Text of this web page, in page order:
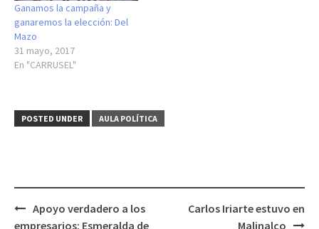
Ganamos la campaña y
ganaremos la elección: Del
Mazo
31 mayo, 2017
En "CARRUSEL"
POSTED UNDER AULA POLÍTICA
Post
navigation
Apoyo verdadero a los
empresarios: Esmeralda de
Carlos Iriarte estuvo en
Malinalco